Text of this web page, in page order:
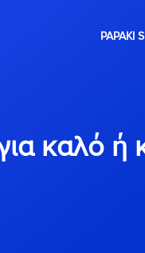
PAPAKI
καλό ή